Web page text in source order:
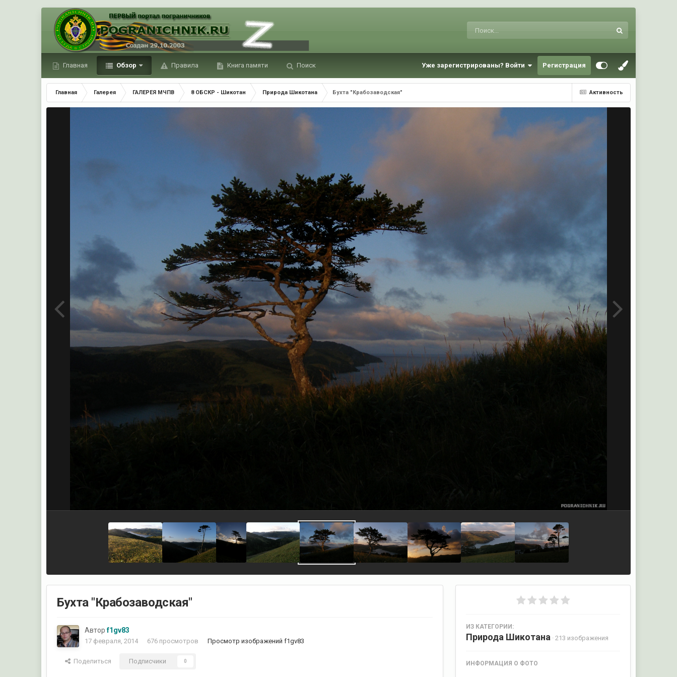
Главная Обзор Правила Книга памяти Поиск Уже зарегистрированы? Войти Регистрация
Активность
Главная Галерея ГАЛЕРЕЯ МЧПВ 8 ОБСКР - Шикотан Природа Шикотана Бухта "Крабозаводская"
Бухта "Крабозаводская"
Авторf1gv83
17 февраля, 2014 676 просмотров Просмотр изображений f1gv83
Поделиться Подписчики 0
ИЗ КАТЕГОРИИ:
Природа Шикотана · 213 изображения
ИНФОРМАЦИЯ О ФОТО